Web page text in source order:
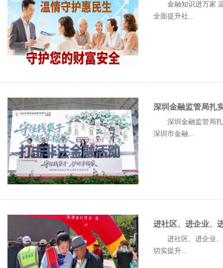
金融知识进万家
全面提升社...
深圳金融监管局扎
深圳金融监管局
深圳市金融...
进社区、进企业、
进社区、进企业
切实提升...